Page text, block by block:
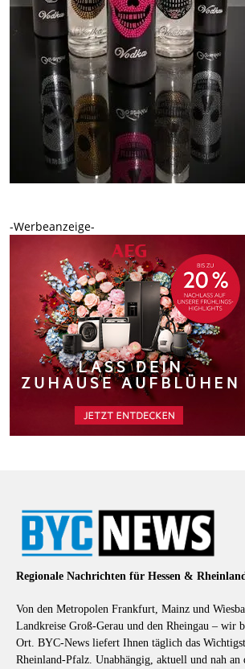
-Werbeanzeige-
Regionale Nachrichten für Hessen &
Von den Metropolen Frankfurt, Mainz und
Landkreise Groß-Gerau und den Rheingau – wir
Ort. BYC-News liefert Ihnen täglich das
Rheinland-Pfalz. Unabhängig, aktuell und nah an